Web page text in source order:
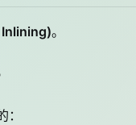
Inlining)。